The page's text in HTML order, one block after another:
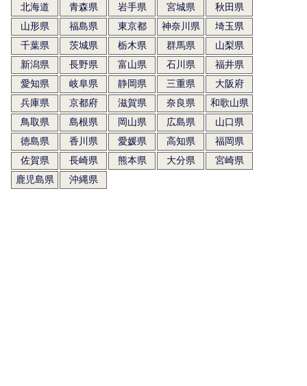
北海道 青森県 岩手県 宮城県
秋田県
山形県
福島県 東京都 神奈川県
埼玉県
千葉県
茨城県 栃木県 群馬県
山梨県
新潟県
長野県 富山県 石川県
福井県
愛知県
岐阜県 静岡県 三重県
大阪府
兵庫県
京都府 滋賀県 奈良県
和歌山県
鳥取県
島根県 岡山県 広島県
山口県
徳島県
香川県 愛媛県 高知県
福岡県
佐賀県
長崎県 熊本県 大分県
宮崎県
鹿児島県
沖縄県